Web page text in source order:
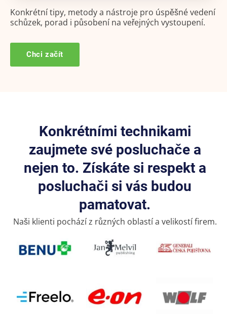
Konkrétní tipy, metody a nástroje pro úspěšné vedení
schůzek, porad i působení na veřejných vystoupení.
Chci začít
Konkrétními technikami
zaujmete své posluchače a
nejen to. Získáte si respekt a
posluchači si vás budou
pamatovat.
Naši klienti pochází z různých oblastí a velikostí firem.